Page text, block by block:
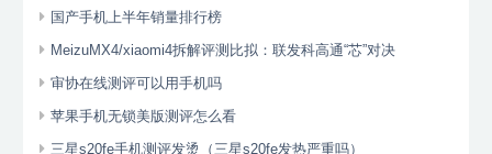
国产手机上半年销量排行榜
MeizuMX4/xiaomi4拆解评测比拟：联发科高通“芯”对决
审协在线测评可以用手机吗
苹果手机无锁美版测评怎么看
三星s20fe手机测评发烫（三星s20fe发热严重吗）